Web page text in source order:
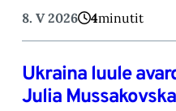
8. V 2026 4minutit
Ukraina luule
Julia